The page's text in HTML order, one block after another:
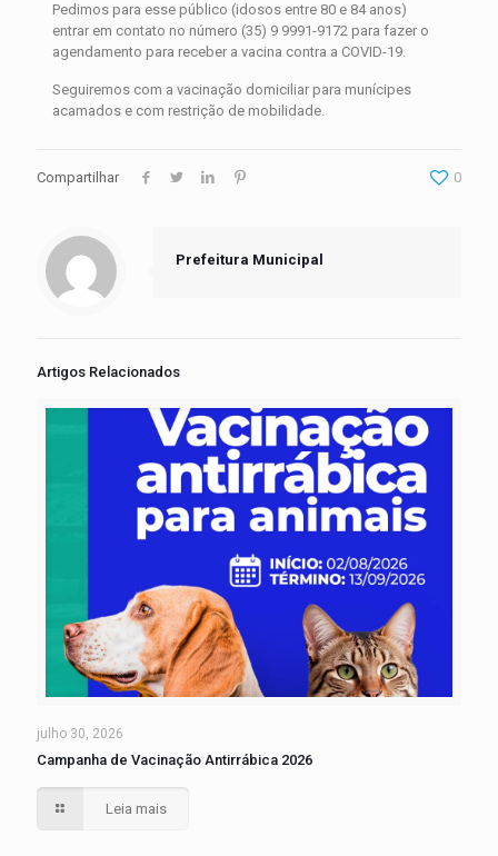
Pedimos para esse público (idosos entre 80 e 84 anos)
entrar em contato no número (35) 9 9991-9172 para fazer o
agendamento para receber a vacina contra a COVID-19.
Seguiremos com a vacinação domiciliar para munícipes
acamados e com restrição de mobilidade.
Compartilhar 0
Prefeitura Municipal
Artigos Relacionados
julho 30, 2026
Campanha de Vacinação Antirrábica 2026
Leia mais